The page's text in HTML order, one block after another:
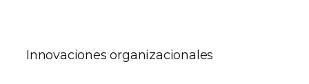
Innovaciones organizacionales